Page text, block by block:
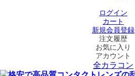
ログイン
カート
新規会員登録
注文履歴
お気に入り
アカウント
全カラコン